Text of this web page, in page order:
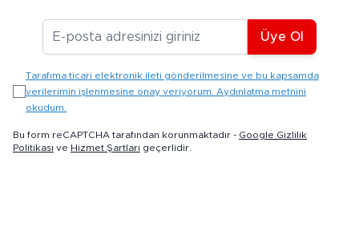
E-posta Adresiniz
Üye Ol
Tarafıma ticari elektronik ileti gönderilmesine ve bu kapsamda
verilerimin işlenmesine onay veriyorum. Aydınlatma metnini
okudum.
Bu form reCAPTCHA tarafından korunmaktadır - Google Gizlilik
Politikası ve Hizmet Şartları geçerlidir.